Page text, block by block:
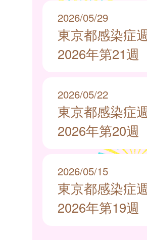
2026/05/29
東京都感染症
2026年第21週
2026/05/22
東京都感染症
2026年第20週
2026/05/15
東京都感染症
2026年第19週